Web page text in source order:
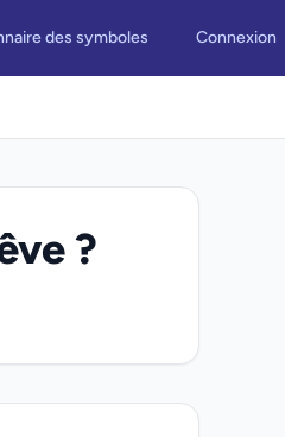
des symboles Connexion
?